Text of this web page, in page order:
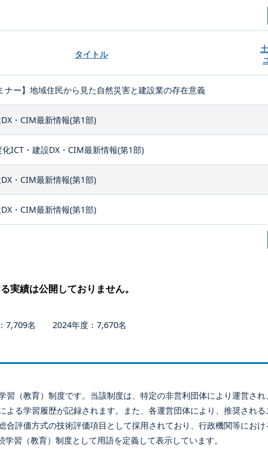
タイトル
ナー】地域住民から見た自然災害と建設業の存在意義
・CIM最新情報(第1部)
ICT・建設DX・CIM最新情報(第1部)
・CIM最新情報(第1部)
・CIM最新情報(第1部)
実績は公開しておりません。
名 2024年度：7,670名
（教育）制度です。当該制度は、特定の非営利団体により運営され
る学習履歴が記録されます。また、各運営団体により、推奨される
評価方式の技術評価項目として採用されており、行政機関等におけ
習（教育）制度として用語を定義して表示しています。